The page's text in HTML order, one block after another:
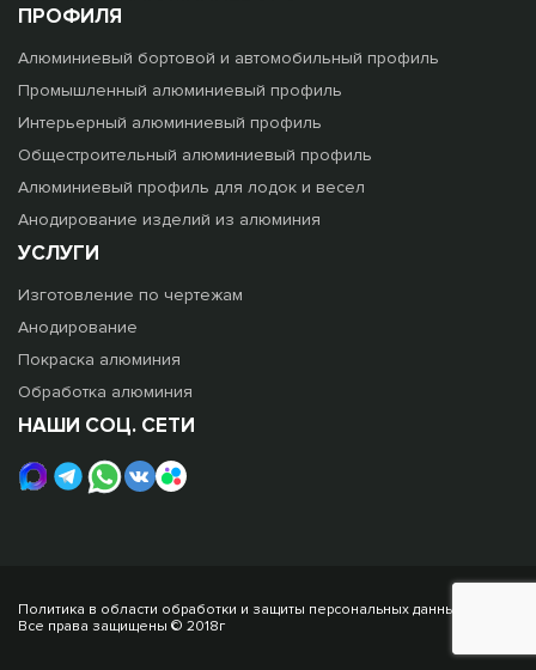
ПРОФИЛЯ
Алюминиевый бортовой и автомобильный профиль
Промышленный алюминиевый профиль
Интерьерный алюминиевый профиль
Общестроительный алюминиевый профиль
Алюминиевый профиль для лодок и весел
Анодирование изделий из алюминия
УСЛУГИ
Изготовление по чертежам
Анодирование
Покраска алюминия
Обработка алюминия
НАШИ СОЦ. СЕТИ
Все права защищены © 2018г
Политика в области обработки и защиты персональных данных